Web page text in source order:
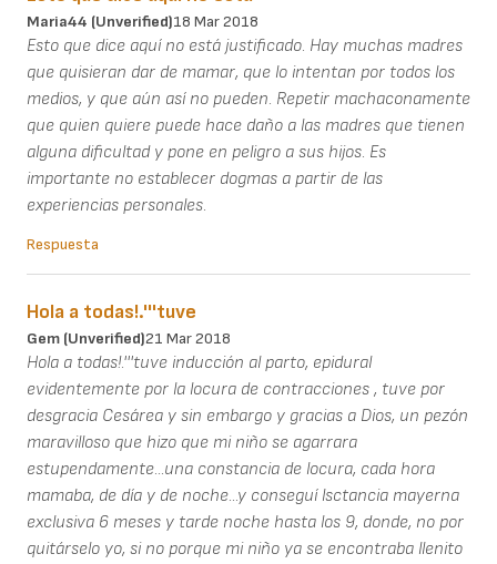
Maria44 (unverified)18 Mar 2018
Esto que dice aquí no está justificado. Hay muchas madres
que quisieran dar de mamar, que lo intentan por todos los
medios, y que aún así no pueden. Repetir machaconamente
que quien quiere puede hace daño a las madres que tienen
alguna dificultad y pone en peligro a sus hijos. Es
importante no establecer dogmas a partir de las
experiencias personales.
Respuesta
Hola a todas!.'''tuve
Gem (unverified)21 Mar 2018
Hola a todas!.'''tuve inducción al parto, epidural
evidentemente por la locura de contracciones , tuve por
desgracia Cesárea y sin embargo y gracias a Dios, un pezón
maravilloso que hizo que mi niño se agarrara
estupendamente...una constancia de locura, cada hora
mamaba, de día y de noche...y conseguí lsctancia mayerna
exclusiva 6 meses y tarde noche hasta los 9, donde, no por
quitárselo yo, si no porque mi niño ya se encontraba llenito